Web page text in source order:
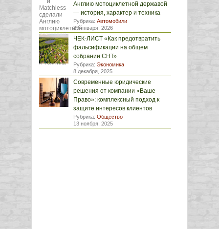
Англию мотоциклетной державой
— история, характер и техника
Рубрика: Автомобили
29 января, 2026
ЧЕК-ЛИСТ «Как предотвратить
фальсификации на общем
собрании СНТ»
Рубрика: Экономика
8 декабря, 2025
Современные юридические
решения от компании «Ваше
Право»: комплексный подход к
защите интересов клиентов
Рубрика: Общество
13 ноября, 2025